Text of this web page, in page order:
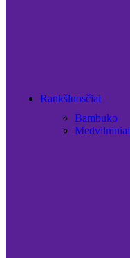
Rankšluosčiai
Bambuko
Medvilniniai